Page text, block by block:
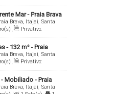
, 4 Vaga(s) ,
Mar - Praia Brava
Brava, Itajaí, Santa
,
Privativo:
, 3 Vaga(s) ,
- 132 m² - Praia
Brava, Itajaí, Santa
,
Privativo:
, 2 Vaga(s)
Mobiliado - Praia
Brava, Itajaí, Santa